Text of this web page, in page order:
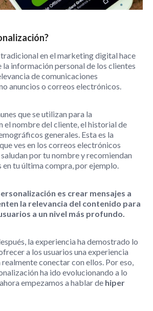
en el marketing digital hace
la información personal de los clientes
de comunicaciones
anuncios o correos electrónicos.
que se utilizan para la
el nombre del cliente, el historial de
generales. Esta es la
ves en los correos electrónicos
por tu nombre y recomiendan
tu última compra, por ejemplo.
es crear mensajes a
la relevancia del contenido para
a un nivel más profundo.
la experiencia ha demostrado lo
a los usuarios una experiencia
conectar con ellos. Por eso,
ha ido evolucionando a lo
empezamos a hablar de hiper